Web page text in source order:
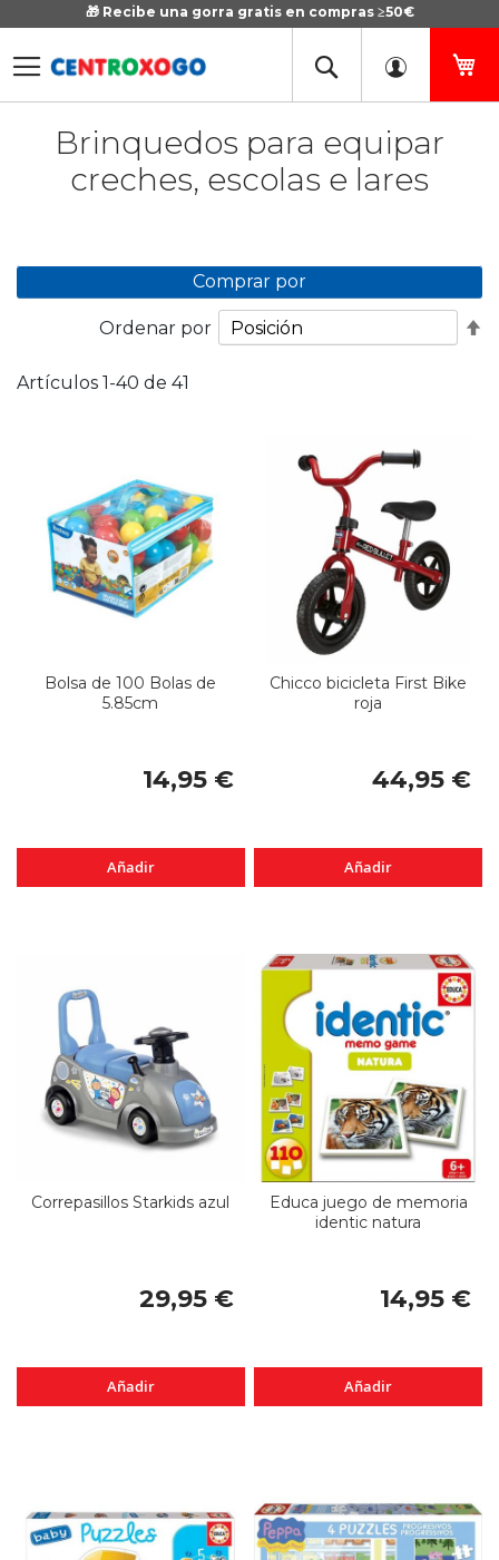
🎁 Recibe una gorra gratis en compras ≥50€
Ir
Brinquedos para equipar
creches, escolas e lares
Artículos 1-40 de 41
Ordenar por
Bolsa de 100 Bolas de
5.85cm
14,95 €
Añadir
Chicco bicicleta First Bike
roja
44,95 €
Añadir
Correpasillos Starkids azul
29,95 €
Añadir
Educa juego de memoria
identic natura
14,95 €
Añadir
Comprar por